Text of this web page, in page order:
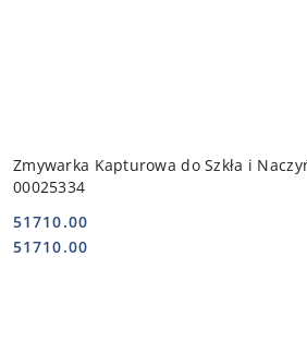
Zmywarka Kapturowa do Szkła i
00025334
Cena:
51710.00
Cena:
51710.00